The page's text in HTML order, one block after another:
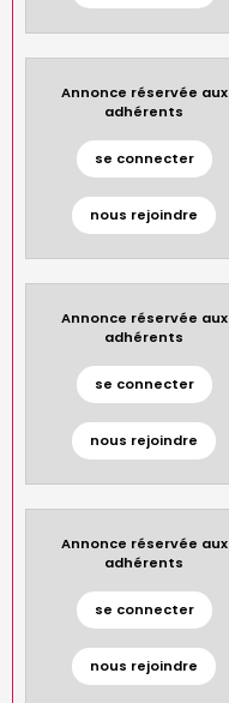
Annonce réservée aux
adhérents
se connecter
nous rejoindre
Annonce réservée aux
adhérents
se connecter
nous rejoindre
Annonce réservée aux
adhérents
se connecter
nous rejoindre